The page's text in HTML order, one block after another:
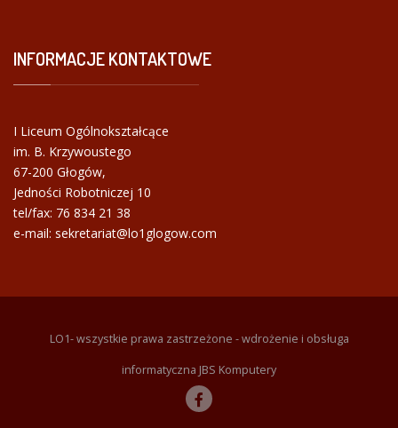
INFORMACJEKONTAKTOWE
I Liceum Ogólnokształcące
im. B. Krzywoustego
67-200 Głogów,
Jedności Robotniczej 10
tel/fax: 76 834 21 38
e-mail: sekretariat@lo1glogow.com
LO1- wszystkie prawa zastrzeżone - wdrożenie i obsługa
informatyczna JBS Komputery